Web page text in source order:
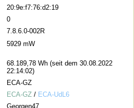
20:9e:f7:76:d2:19
0
7.8.6.0-002R
5929 mW
68.189,78 Wh (seit dem 30.08.2022
22:14:02)
ECA-GZ
ECA-GZ / ECA-UdL6
Georgen47